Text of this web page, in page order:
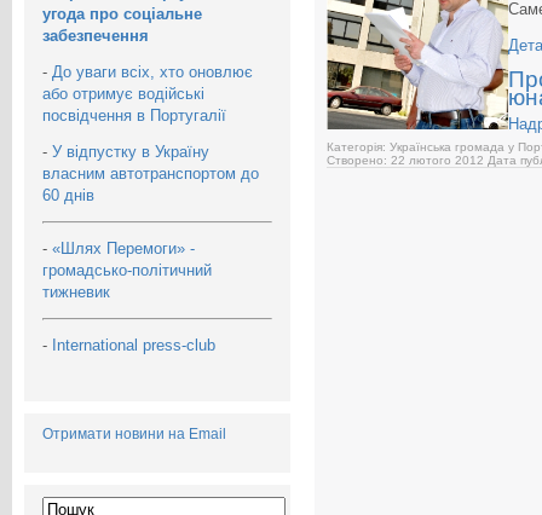
угода про соціальне
забезпечення
- До уваги всіх, хто оновлює
або отримує водійські
посвідчення в Португалії
- У відпустку в Україну
власним автотранспортом до
60 днів
- «Шлях Перемоги» -
громадсько-політичний
тижневик
- International press-club
Отримати новини на Email
Категорія: Українська громада у
Створено: 22 лютого 2012 Дата